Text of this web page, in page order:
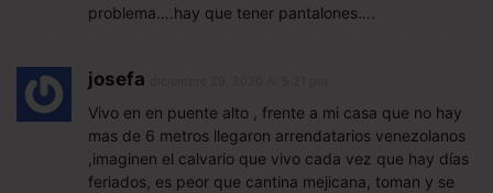
problema….hay que tener pantalones….
josefa
Vivo en en puente alto , frente a mi casa que no hay
mas de 6 metros llegaron arrendatarios venezolanos
,imaginen el calvario que vivo cada vez que hay días
feriados, es peor que cantina mejicana, toman y se